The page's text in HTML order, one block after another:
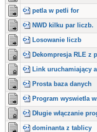
petla w petli for
NWD kilku par liczb.
Losowanie liczb
Dekompresja RLE z
Link uruchamiający
Prosta baza danych
Program wyswietla
Długie włączanie
dominanta z tablicy